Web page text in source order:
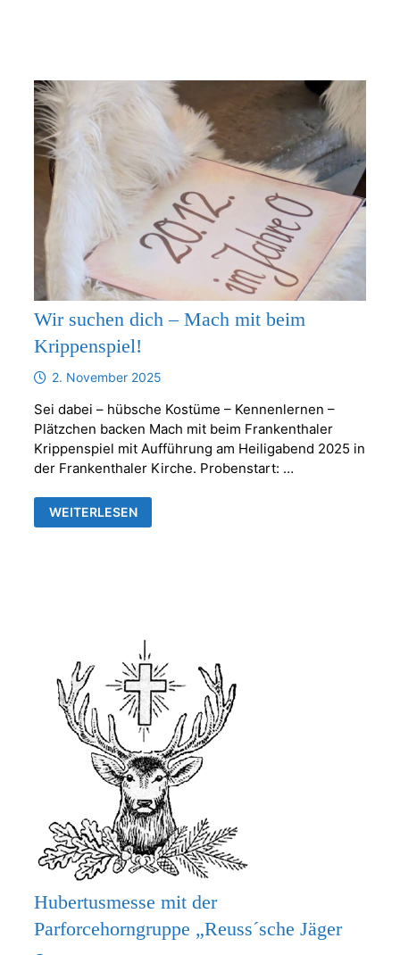
Wir suchen dich – Mach mit beim
Krippenspiel!
2. November 2025
Sei dabei – hübsche Kostüme – Kennenlernen –
Plätzchen backen Mach mit beim Frankenthaler
Krippenspiel mit Aufführung am Heiligabend 2025 in
der Frankenthaler Kirche. Probenstart: …
WIR
SUCHEN
DICH
WEITERLESEN
Hubertusmesse mit der
Parforcehorngruppe „Reuss´sche Jäger